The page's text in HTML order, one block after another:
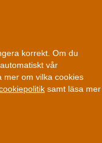
korrekt. Om du
vår
mer om vilka cookies
samt läsa mer